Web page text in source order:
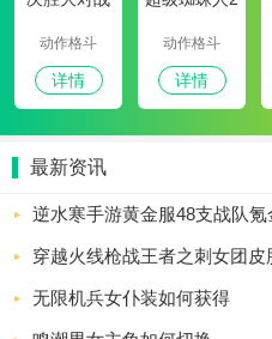
动作格斗
详情
动作格斗
详情
最新资讯
逆水寒手游黄金服48支战队氪
穿越火线枪战王者之刺女团皮
无限机兵女仆装如何获得